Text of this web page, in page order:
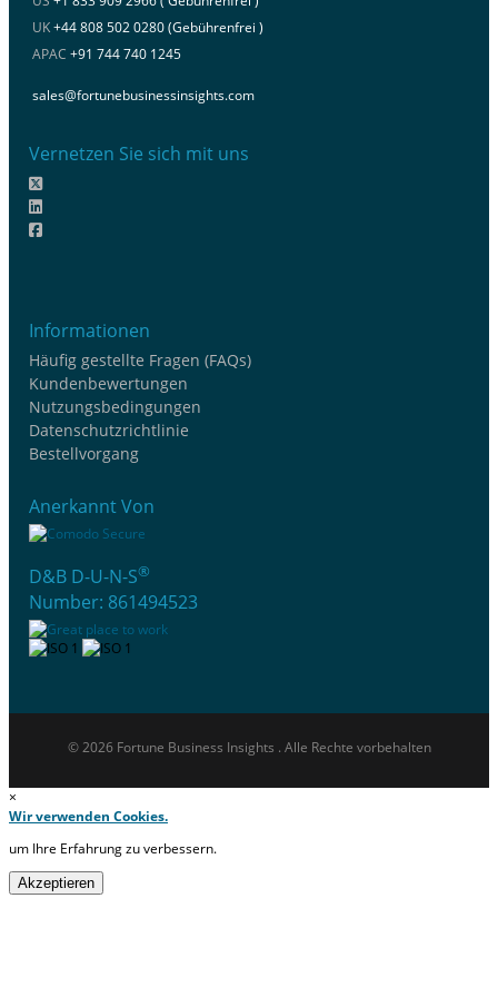
UK+44 808 502 0280 (Gebührenfrei )
APAC +91 744 740 1245
sales@fortunebusinessinsights.com
Vernetzen Sie sich mit uns
Informationen
Häufig gestellte Fragen (FAQs)
Kundenbewertungen
Nutzungsbedingungen
Datenschutzrichtlinie
Bestellvorgang
Anerkannt Von
D&B D-U-N-S®
Number: 861494523
© 2026 Fortune Business Insights . Alle Rechte vorbehalten
×
Wir verwenden Cookies.
um Ihre Erfahrung zu verbessern.
Akzeptieren